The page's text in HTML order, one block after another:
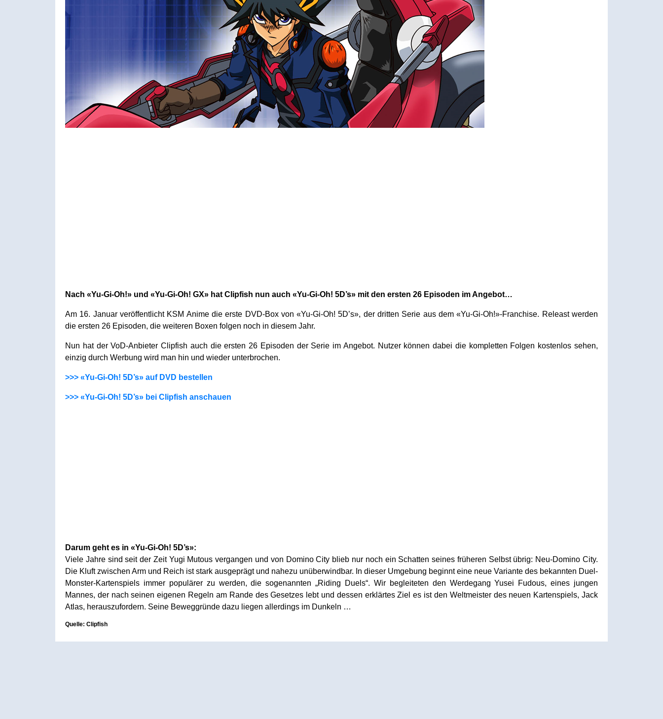
Nach «Yu-Gi-Oh!» und «Yu-Gi-Oh! GX» hat Clipfish nun auch «Yu-Gi-Oh! 5D’s» mit den ersten 26 Episoden im Angebot…
Am 16. Januar veröffentlicht KSM Anime die erste DVD-Box von «Yu-Gi-Oh! 5D’s», der dritten Serie aus dem «Yu-Gi-Oh!»-Franchise. Releast werden
die ersten 26 Episoden, die weiteren Boxen folgen noch in diesem Jahr.
Nun hat der VoD-Anbieter Clipfish auch die ersten 26 Episoden der Serie im Angebot. Nutzer können dabei die kompletten Folgen kostenlos sehen,
einzig durch Werbung wird man hin und wieder unterbrochen.
>>> «Yu-Gi-Oh! 5D’s» auf DVD bestellen
>>> «Yu-Gi-Oh! 5D’s» bei Clipfish anschauen
Darum geht es in «Yu-Gi-Oh! 5D’s»:
Viele Jahre sind seit der Zeit Yugi Mutous vergangen und von Domino City blieb nur noch ein Schatten seines früheren Selbst übrig: Neu-Domino City.
Die Kluft zwischen Arm und Reich ist stark ausgeprägt und nahezu unüberwindbar. In dieser Umgebung beginnt eine neue Variante des bekannten Duel-
Monster-Kartenspiels immer populärer zu werden, die sogenannten „Riding Duels“. Wir begleiteten den Werdegang Yusei Fudous, eines jungen
Mannes, der nach seinen eigenen Regeln am Rande des Gesetzes lebt und dessen erklärtes Ziel es ist den Weltmeister des neuen Kartenspiels, Jack
Atlas, herauszufordern. Seine Beweggründe dazu liegen allerdings im Dunkeln …
Quelle: Clipfish